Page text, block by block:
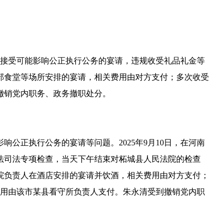
受可能影响公正执行公务的宴请，违规收受礼品礼金等
堂等场所安排的宴请，相关费用由对方支付；多次收受
党内职务、政务撤职处分。
公正执行公务的宴请等问题。2025年9月10日，在河南
法专项检查，当天下午结束对柘城县人民法院的检查
责人在酒店安排的宴请并饮酒，相关费用由对方支付；
由该市某县看守所负责人支付。朱永清受到撤销党内职